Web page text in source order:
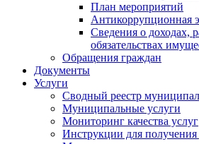
План мероприятий
Антикоррупционная
Сведения о доходах,
обязательствах
Обращения граждан
Документы
Услуги
Сводный реестр
Муниципальные услуги
Мониторинг качества услуг
Инструкции для получения